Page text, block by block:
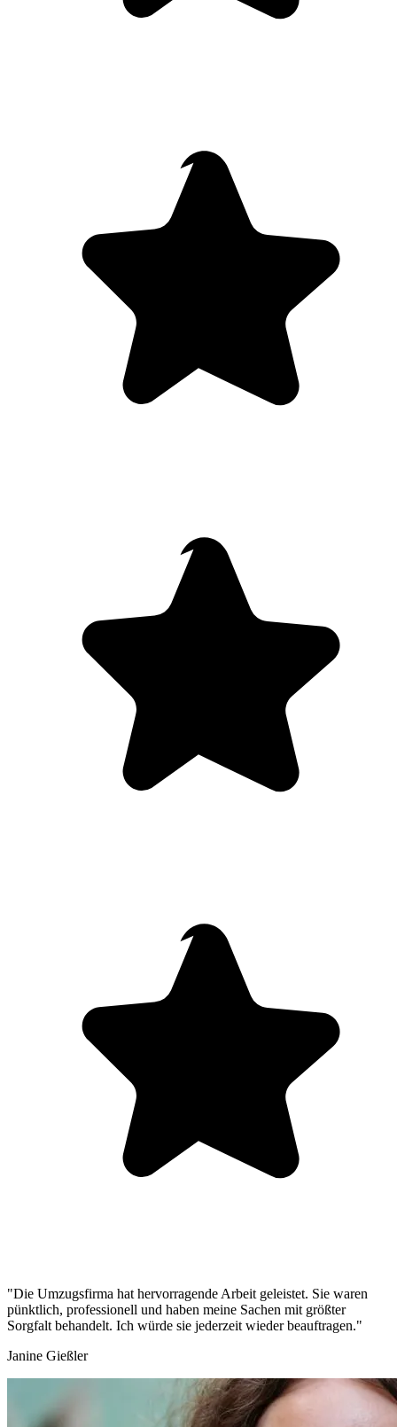
"Die Umzugsfirma hat hervorragende Arbeit geleistet. Sie waren
pünktlich, professionell und haben meine Sachen mit größter
Sorgfalt behandelt. Ich würde sie jederzeit wieder beauftragen."
Janine Gießler